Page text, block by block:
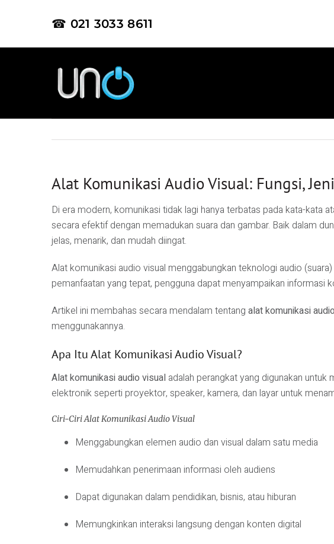
☎ 021 3033 8611
Alat Komunikasi Audio Visual: Fungsi,
Di era modern, komunikasi tidak lagi hanya terbatas pada kata-kata
secara efektif dengan memadukan suara dan gambar. Baik dalam
jelas, menarik, dan mudah diingat.
Alat komunikasi audio visual menggabungkan teknologi audio
pemanfaatan yang tepat, pengguna dapat menyampaikan
Artikel ini membahas secara mendalam tentang alat komunikasi
menggunakannya.
Apa Itu Alat Komunikasi Audio Visual?
Alat komunikasi audio visual adalah perangkat yang digunakan
elektronik seperti proyektor, speaker, kamera, dan layar untuk
Ciri-Ciri Alat Komunikasi Audio Visual
Menggabungkan elemen audio dan visual dalam satu media
Memudahkan penerimaan informasi oleh audiens
Dapat digunakan dalam pendidikan, bisnis, atau hiburan
Memungkinkan interaksi langsung dengan konten digital